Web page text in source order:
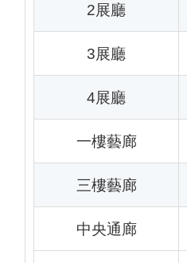
2展廳
3展廳
4展廳
一樓藝廊
三樓藝廊
中央通廊